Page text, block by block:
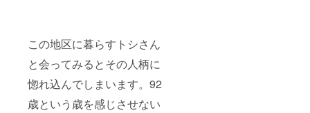
この地区に暮らすトシさん
と会ってみるとその人柄に
惚れ込んでしまいます。92
歳という歳を感じさせない